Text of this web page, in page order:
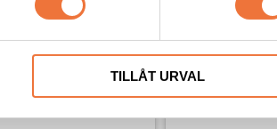
TILLÅT URVAL
grå/vita tassar Vetbed Lila -
Tjocklek ca 28